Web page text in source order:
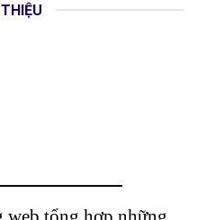
web tổng hợp những